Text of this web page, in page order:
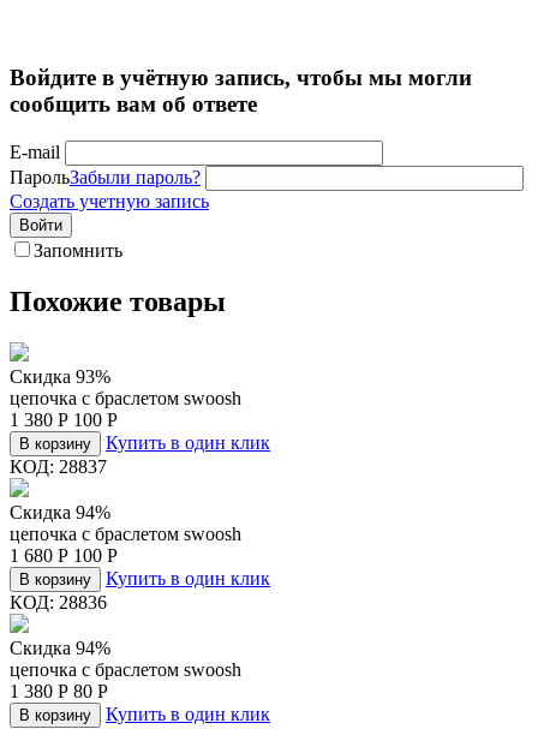
Войдите в учётную запись, чтобы мы могли
сообщить вам об ответе
E-mail
ПарольЗабыли пароль?
Создать учетную запись
Войти
Запомнить
Похожие товары
Скидка 93%
цепочка c браслетом swoosh
1 380 Р 100 Р
В корзину
Купить в один клик
КОД: 28837
Скидка 94%
цепочка c браслетом swoosh
1 680 Р 100 Р
В корзину
Купить в один клик
КОД: 28836
Скидка 94%
цепочка c браслетом swoosh
1 380 Р 80 Р
В корзину
Купить в один клик